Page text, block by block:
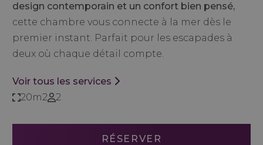
design contemporain et un confort bien pensé,
cette chambre vous connecte à la mer dès le
premier instant. Parfait pour les escapades à
deux où chaque détail compte.
Voir tous les services
20m2
2
RÉSERVER